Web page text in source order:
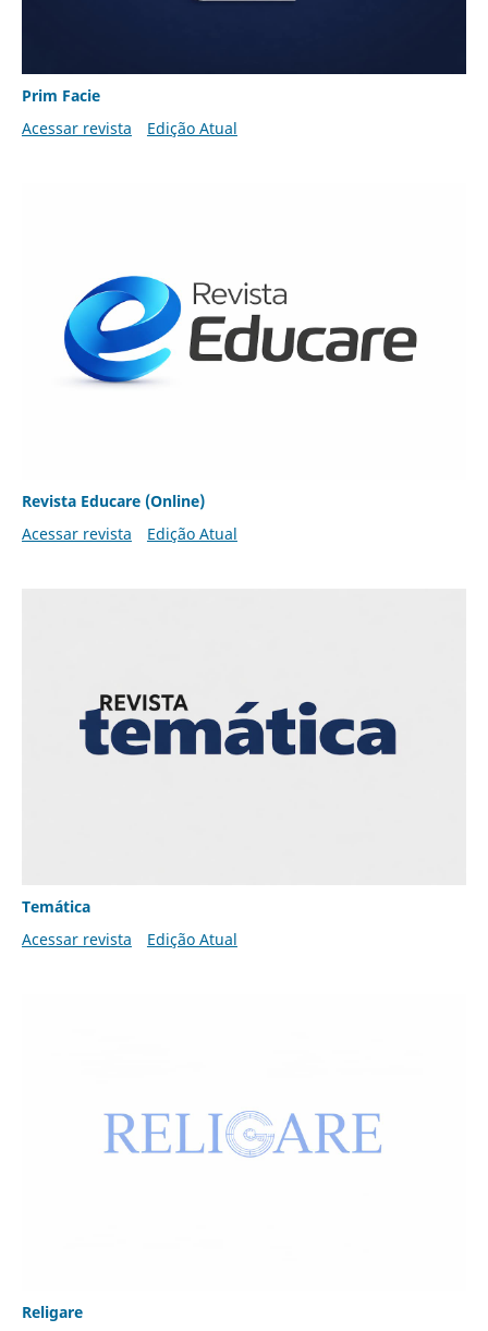
Prim Facie
Acessar revista
Edição Atual
Revista Educare (Online)
Acessar revista
Edição Atual
Temática
Acessar revista
Edição Atual
Religare